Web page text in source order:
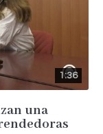
1:36
una